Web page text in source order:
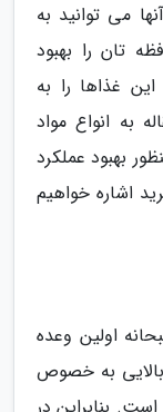
می توانید به
تان را بهبود
غذاها را به
به انواع مواد
بهبود عملکرد
اشاره خواهیم
اولین وعده
به خصوص